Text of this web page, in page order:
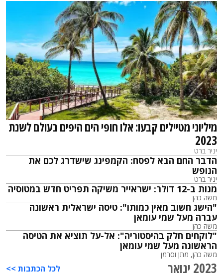
מיליוני מטיילים קבעו: אלו חופי הים היפים בעולם לשנת
2023
יניר ברט
הדבר החם הבא לפסח: הקמפינג שישדרג לכם את
הנופש
יניר ברט
מנות ב-12 דולר: ישראייר משיקה תפריט חדש במטוסיה
משה כהן
"הישג חשוב מאין כמותו": טיסה ישראלית ראשונה
עברה מעל שמי עומאן
משה כהן
"לוקחים חלק בהיסטוריה": אל-על תוציא את הטיסה
הראשונה מעל שמי עומאן
משה כהן, מתן וסרמן
2023 ינואר לכל הכתבות >>